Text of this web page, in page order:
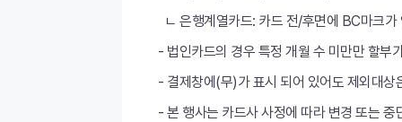
ㄴ 은행계열카드: 카드 전/후면에 BC마크
- 법인카드의 경우 특정 개월 수 미만만 할부
- 결제창에(무)가 표시 되어 있어도 제외대상
- 본 행사는 카드사 사정에 따라 변경 또는 중